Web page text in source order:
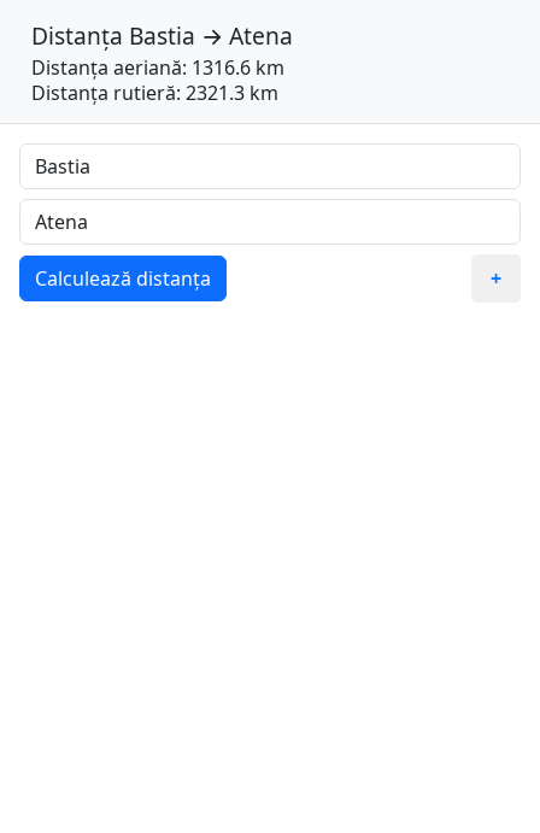
Distanța Bastia → Atena
Distanța aeriană: 1316.6 km
Distanța rutieră: 2321.3 km
Calculează distanța +